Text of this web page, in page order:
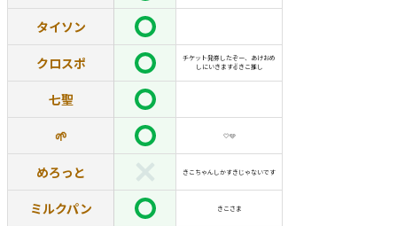
タイソン
クロスポ
チケット発券したぞー、あけおめ
しにいきます✌️きこ推し
七聖
🌱 🤍🩵
めろっと きこちゃんしかすきじゃないです
ミルクパン きこさま